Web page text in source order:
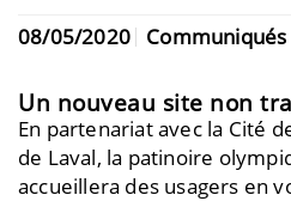
08/05/2020
Un nouveau site non
En partenariat avec la Cité
de Laval, la patinoire
accueillera des usagers en